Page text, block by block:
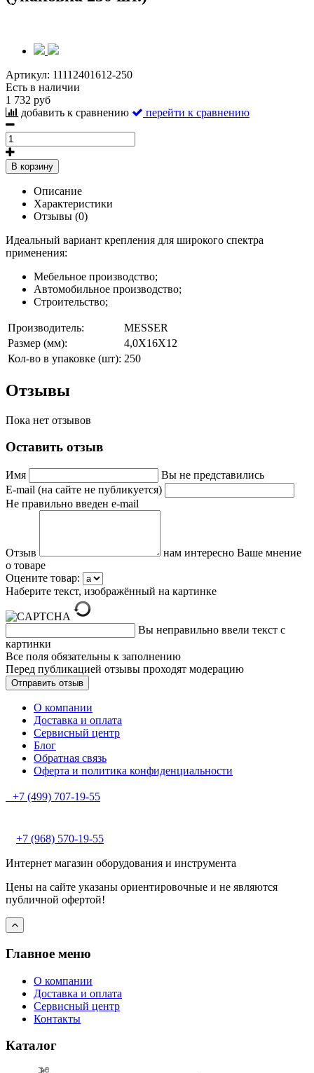
Артикул: 11112401612-250
Есть в наличии
1 732 руб
добавить к сравнению
перейти к сравнению
В корзину
Описание
Характеристики
Отзывы (0)
Идеальный вариант крепления для широкого спектра
применения:
Мебельное производство;
Автомобильное производство;
Строительство;
Производитель:
MESSER
Размер (мм):
4,0Х16Х12
Кол-во в упаковке (шт): 250
Отзывы
Пока нет отзывов
Оставить отзыв
Имя
Вы не представились
E-mail (на сайте не публикуется)
Не правильно введен e-mail
Отзыв
нам интересно Ваше мнение
о товаре
Оцените товар:
Наберите текст, изображённый на картинке
Вы неправильно ввели текст с
картинки
Все поля обязательны к заполнению
Перед публикацией отзывы проходят модерацию
О компании
Доставка и оплата
Сервисный центр
Блог
Обратная связь
Оферта и политика конфиденциальности
+7 (499) 707-19-55
+7 (968) 570-19-55
Интернет магазин оборудования и инструмента
Цены на сайте указаны ориентировочные и не являются
публичной офертой!
Главное меню
О компании
Доставка и оплата
Сервисный центр
Контакты
Каталог